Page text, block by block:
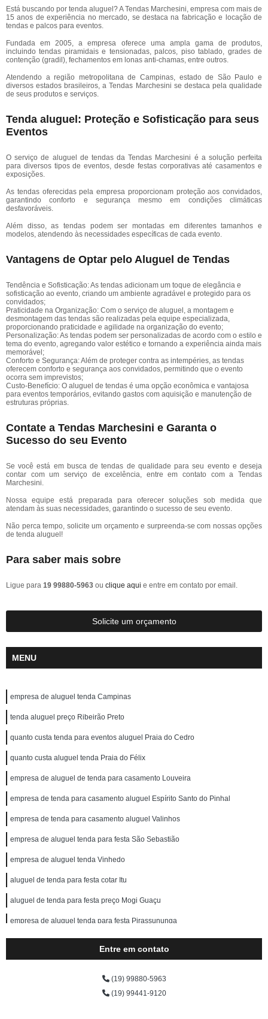
Está buscando por tenda aluguel? A Tendas Marchesini, empresa com mais de
15 anos de experiência no mercado, se destaca na fabricação e locação de
tendas e palcos para eventos.
Fundada em 2005, a empresa oferece uma ampla gama de produtos,
incluindo tendas piramidais e tensionadas, palcos, piso tablado, grades de
contenção (gradil), fechamentos em lonas anti-chamas, entre outros.
Atendendo a região metropolitana de Campinas, estado de São Paulo e
diversos estados brasileiros, a Tendas Marchesini se destaca pela qualidade
de seus produtos e serviços.
Tenda aluguel: Proteção e Sofisticação para seus
Eventos
O serviço de aluguel de tendas da Tendas Marchesini é a solução perfeita
para diversos tipos de eventos, desde festas corporativas até casamentos e
exposições.
As tendas oferecidas pela empresa proporcionam proteção aos convidados,
garantindo conforto e segurança mesmo em condições climáticas
desfavoráveis.
Além disso, as tendas podem ser montadas em diferentes tamanhos e
modelos, atendendo às necessidades específicas de cada evento.
Vantagens de Optar pelo Aluguel de Tendas
Tendência e Sofisticação: As tendas adicionam um toque de elegância e
sofisticação ao evento, criando um ambiente agradável e protegido para os
convidados;
Praticidade na Organização: Com o serviço de aluguel, a montagem e
desmontagem das tendas são realizadas pela equipe especializada,
proporcionando praticidade e agilidade na organização do evento;
Personalização: As tendas podem ser personalizadas de acordo com o estilo e
tema do evento, agregando valor estético e tornando a experiência ainda mais
memorável;
Conforto e Segurança: Além de proteger contra as intempéries, as tendas
oferecem conforto e segurança aos convidados, permitindo que o evento
ocorra sem imprevistos;
Custo-Benefício: O aluguel de tendas é uma opção econômica e vantajosa
para eventos temporários, evitando gastos com aquisição e manutenção de
estruturas próprias.
Contate a Tendas Marchesini e Garanta o
Sucesso do seu Evento
Se você está em busca de tendas de qualidade para seu evento e deseja
contar com um serviço de excelência, entre em contato com a Tendas
Marchesini.
Nossa equipe está preparada para oferecer soluções sob medida que
atendam às suas necessidades, garantindo o sucesso de seu evento.
Não perca tempo, solicite um orçamento e surpreenda-se com nossas opções
de tenda aluguel!
Para saber mais sobre
Ligue para 19 99880-5963 ou clique aqui e entre em contato por email.
Solicite um orçamento
MENU
empresa de aluguel tenda Campinas
tenda aluguel preço Ribeirão Preto
quanto custa tenda para eventos aluguel Praia do Cedro
quanto custa aluguel tenda Praia do Félix
empresa de aluguel de tenda para casamento Louveira
empresa de tenda para casamento aluguel Espírito Santo do Pinhal
empresa de tenda para casamento aluguel Valinhos
empresa de aluguel tenda para festa São Sebastião
empresa de aluguel tenda Vinhedo
aluguel de tenda para festa cotar Itu
aluguel de tenda para festa preço Mogi Guaçu
empresa de aluguel tenda para festa Pirassununga
tenda para casamento aluguel cotar Juquehy
empresa de tenda para festa aluguel Americana
Entre em contato
(19) 99880-5963
(19) 99441-9120